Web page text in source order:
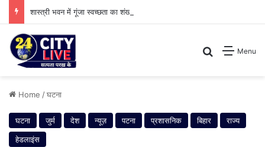
Menu
Search for
Home /घटना
घटना जुर्म देश न्यूज़ पटना प्रशासनिक बिहार
राज्य
हेडलाइंस